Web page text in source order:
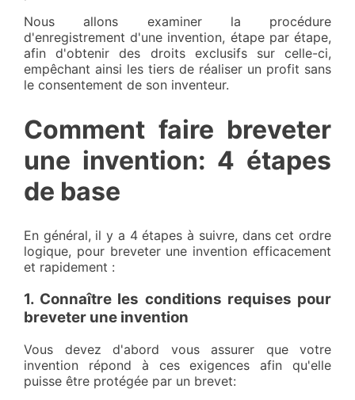
Nous allons examiner la procédure
d'enregistrement d'une invention, étape par étape,
afin d'obtenir des droits exclusifs sur celle-ci,
empêchant ainsi les tiers de réaliser un profit sans
le consentement de son inventeur.
Comment faire breveter
une invention: 4 étapes
de base
En général, il y a 4 étapes à suivre, dans cet ordre
logique, pour breveter une invention efficacement
et rapidement :
1. Connaître les conditions requises pour
breveter une invention
Vous devez d'abord vous assurer que votre
invention répond à ces exigences afin qu'elle
puisse être protégée par un brevet: